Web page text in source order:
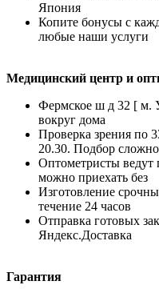
Япония
Копите бонусы с
любые наши услуги
Медицинский центр и
Фермское ш д 32 [ м.
вокруг дома
Проверка зрения по
20.30. Подбор
Оптометристы ведут
можно приехать без
Изготовление
течение 24 часов
Отправка готовых
Яндекс.Доставка
Гарантия